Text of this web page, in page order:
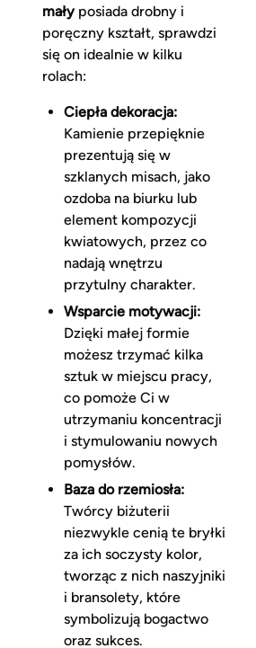
małyposiada drobny i
poręczny kształt, sprawdzi
się on idealnie w kilku
rolach:
Ciepła dekoracja:
Kamienie przepięknie
prezentują się w
szklanych misach, jako
ozdoba na biurku lub
element kompozycji
kwiatowych, przez co
nadają wnętrzu
przytulny charakter.
Wsparcie motywacji:
Dzięki małej formie
możesz trzymać kilka
sztuk w miejscu pracy,
co pomoże Ci w
utrzymaniu koncentracji
i stymulowaniu nowych
pomysłów.
Baza do rzemiosła:
Twórcy biżuterii
niezwykle cenią te bryłki
za ich soczysty kolor,
tworząc z nich naszyjniki
i bransolety, które
symbolizują bogactwo
oraz sukces.